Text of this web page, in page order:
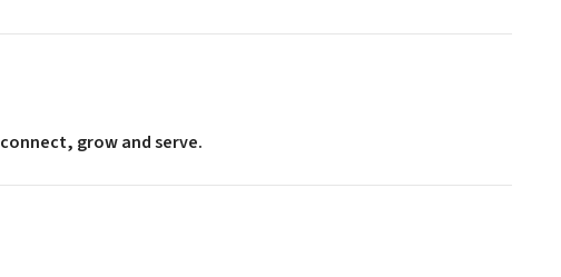
grow and serve.